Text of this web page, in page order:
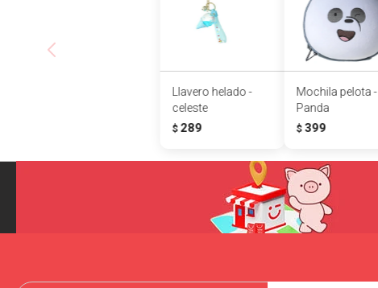
Llavero helado -
celeste
$ 289
Mochila pelota -
Panda
$ 399